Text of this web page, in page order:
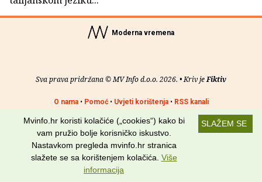
Moderna vremena
Sva prava pridržana © MV Info d.o.o. 2026. • Kriv jeFiktiv
O nama• Pomoć• Uvjeti korištenja• RSS kanali
Potraži nas na: SLAŽEM SE
Mvinfo.hr koristi kolačiće („cookies“) kako bi
vam pružio bolje korisničko iskustvo.
Nastavkom pregleda mvinfo.hr stranica
slažete se sa korištenjem kolačića. Više
informacija